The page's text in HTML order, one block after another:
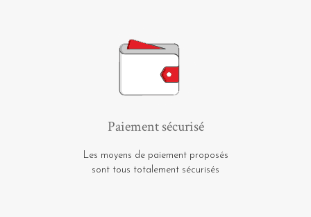
Paiement sécurisé
Les moyens de paiement proposés
sont tous totalement sécurisés